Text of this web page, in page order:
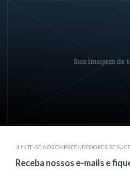
JUNTE-SE AOS EMPREENDEDORES DE
Receba nossos e-mails e